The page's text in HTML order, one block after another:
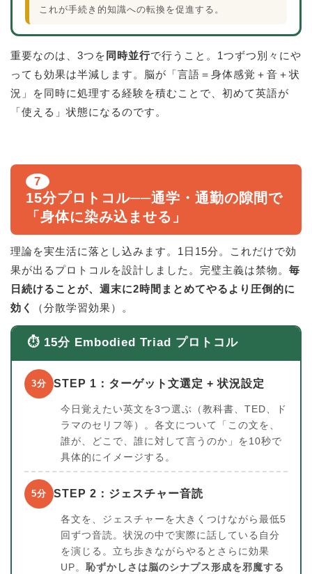
これが手続き的知識への転換を促進する。
重要なのは、3つを 同時並行で行うこと。1つずつ別々にや
っても効果は半減します。脳が「言語＝身体感覚＋音＋状
況」を同時に処理する経験を積むことで、初めて英語が
「使える」状態になるのです。
7
15分プロトコル──通学・通勤の隙間で
「身体に染み込ませる」
理論を実生活に落とし込みます。1日15分。これだけで効
果が出るプロトコルを設計しました。完璧主義は禁物。 毎
日続けることが、週末に2時間まとめてやるより圧倒的に
効く
（分散学習効果）。
⏱ 15分 Embodied Triad プロトコル
3分 STEP 1：ターゲット文選定 + 状況設定
今日覚えたい英文を3つ選ぶ（教科書、TED、ド
ラマのセリフ等）。各文について「この文を、
誰が、どこで、誰に対して言うのか」を10秒で
具体的にイメージする。
5分 STEP 2：ジェスチャー音読
各文を、ジェスチャーを大きくつけながら最低5
回ずつ音読。状況の中で実際に話している自分
を演じる。立ち歩きながらやるとさらに効果
UP。 恥ずかしさは脳のシナプス形成を邪魔する